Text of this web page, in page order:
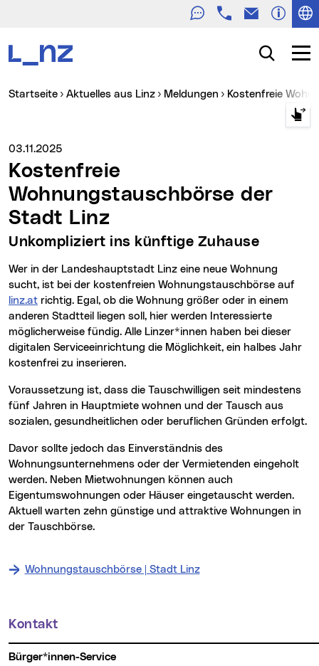
TelefonE-Mail
Suche
Sie sind hier:
Startseite Aktuelles aus Linz Meldungen Kostenfreie
Medienservice vom:
03.11.2025
Kostenfreie
Wohnungstauschbörse der
Stadt Linz
Unkompliziert ins künftige Zuhause
Wer in der Landeshauptstadt Linz eine neue Wohnung
sucht, ist bei der kostenfreien Wohnungstauschbörse auf
linz.at richtig. Egal, ob die Wohnung größer oder in einem
anderen Stadtteil liegen soll, hier werden Interessierte
möglicherweise fündig. Alle Linzer*innen haben bei dieser
digitalen Serviceeinrichtung die Möglichkeit, ein halbes Jahr
kostenfrei zu inserieren.
Voraussetzung ist, dass die Tauschwilligen seit mindestens
fünf Jahren in Hauptmiete wohnen und der Tausch aus
sozialen, gesundheitlichen oder beruflichen Gründen erfolgt.
Davor sollte jedoch das Einverständnis des
Wohnungsunternehmens oder der Vermietenden eingeholt
werden. Neben Mietwohnungen können auch
Eigentumswohnungen oder Häuser eingetauscht werden.
Aktuell warten zehn günstige und attraktive Wohnungen in
der Tauschbörse.
Wohnungstauschbörse | Stadt Linz
Weitere Informationen
Kontakt
Bürger*innen-Service